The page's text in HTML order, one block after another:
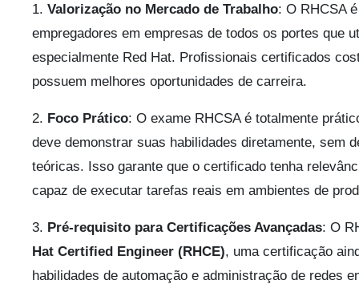
1. Valorização no Mercado de Trabalho: O RHCSA
empregadores em empresas de todos os portes que
especialmente Red Hat. Profissionais certificados
possuem melhores oportunidades de carreira.
2. Foco Prático: O exame RHCSA é totalmente
deve demonstrar suas habilidades diretamente, sem
teóricas. Isso garante que o certificado tenha
capaz de executar tarefas reais em ambientes de
3. Pré-requisito para Certificações Avançadas: O
Hat Certified Engineer (RHCE), uma certificação
habilidades de automação e administração de redes